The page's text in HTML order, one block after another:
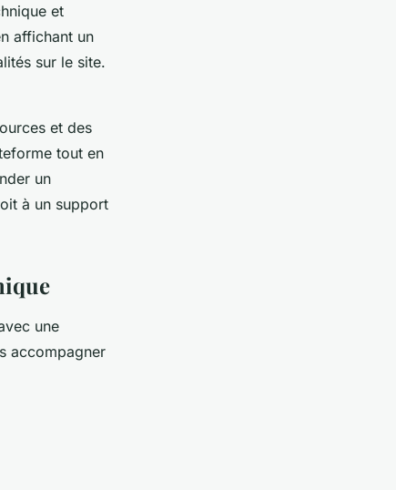
et
affichant un
sur le site.
et des
tout en
un
à un support
une
accompagner